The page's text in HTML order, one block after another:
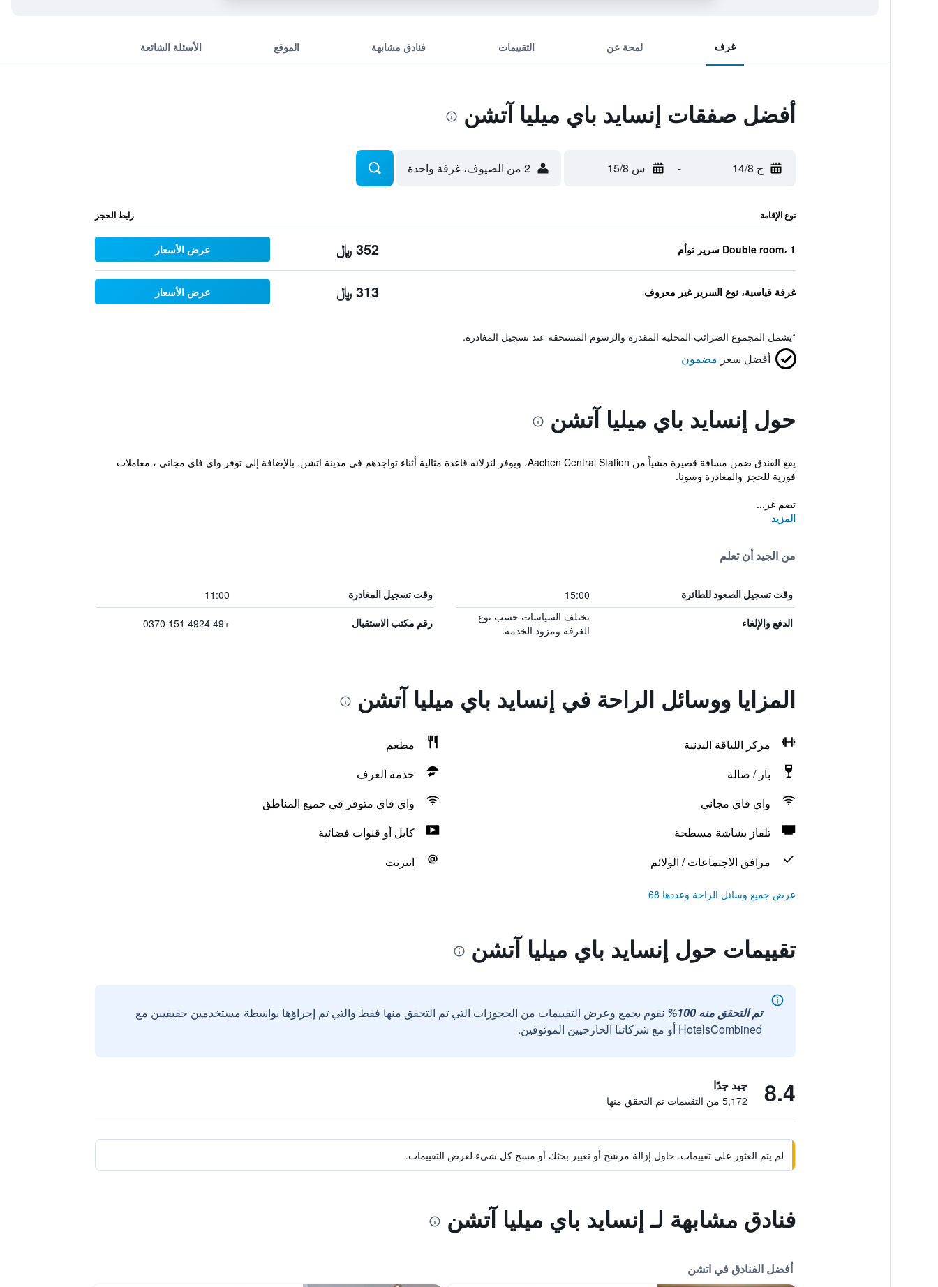
غرف لمحة عن التقييمات فنادق مشابهة الموقع الأسئلة الشائعة
أفضل صفقات إنسايد باي ميليا آتشن
ج 14/8 - س 15/8 2 من الضيوف، غرفة واحدة
نوع الإقامة رابط الحجز
Double room، 1 سرير توأم 352 ﷼ عرض الأسعار
غرفة قياسية، نوع السرير غير معروف 313 ﷼ عرض الأسعار
*يشمل المجموع الضرائب المحلية المقدرة والرسوم المستحقة عند تسجيل المغادرة.
أفضل سعر مضمون
حول إنسايد باي ميليا آتشن
يقع الفندق ضمن مسافة قصيرة مشياً من Aachen Central Station، ويوفر لنزلائه قاعدة مثالية أثناء تواجدهم في مدينة اتشن. بالإضافة إلى توفر واي فاي مجاني ، معاملات
فورية للحجز والمغادرة وسونا.
تضم غر...
المزيد
من الجيد أن تعلم
وقت تسجيل الصعود للطائرة 15:00 وقت تسجيل المغادرة 11:00
الدفع والإلغاء
تختلف السياسات حسب نوع
الغرفة ومزود الخدمة.
رقم مكتب الاستقبال +49 4924 151 0370
المزايا ووسائل الراحة في إنسايد باي ميليا آتشن
مركز اللياقة البدنية
مطعم
بار / صالة
خدمة الغرف
واي فاي مجاني
واي فاي متوفر في جميع المناطق
تلفاز بشاشة مسطحة
كابل أو قنوات فضائية
مرافق الاجتماعات / الولائم
انترنت
عرض جميع وسائل الراحة وعددها 68
تقييمات حول إنسايد باي ميليا آتشن
تم التحقق منه 100%
نقوم بجمع وعرض التقييمات من الحجوزات التي تم التحقق منها فقط والتي تم إجراؤها بواسطة مستخدمين حقيقيين مع
HotelsCombined أو مع شركائنا الخارجيين الموثوقين.
8.4 جيد جدًا
5,172 من التقييمات تم التحقق منها
لم يتم العثور على تقييمات. حاول إزالة مرشح أو تغيير بحثك أو مسح كل شيء لعرض التقييمات.
فنادق مشابهة لـ إنسايد باي ميليا آتشن
أفضل الفنادق في اتشن